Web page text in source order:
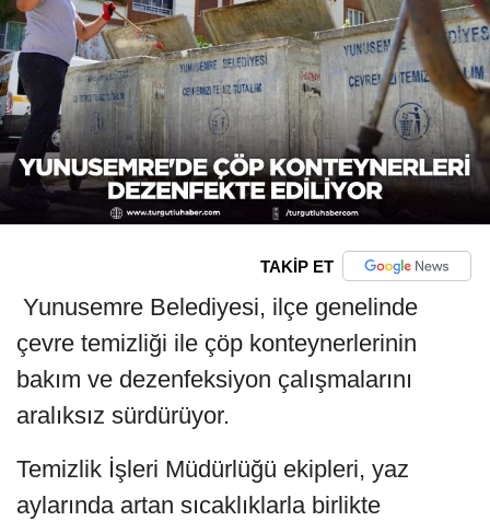
TAKİP ET
Yunusemre Belediyesi, ilçe genelinde
çevre temizliği ile çöp konteynerlerinin
bakım ve dezenfeksiyon çalışmalarını
aralıksız sürdürüyor.
Temizlik İşleri Müdürlüğü ekipleri, yaz
aylarında artan sıcaklıklarla birlikte